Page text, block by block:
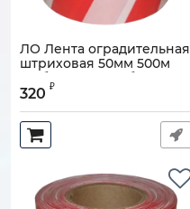
ЛО Лента оградительная
штриховая 50мм 500м
"Зебра", красно-белая
Артикул:
320 ₽